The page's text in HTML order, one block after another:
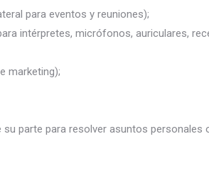
para eventos y reuniones);
intérpretes, micrófonos, auriculares,
marketing);
parte para resolver asuntos personales